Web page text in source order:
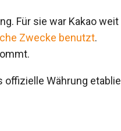
Für sie war Kakao
Zwecke benutzt.
offizielle Währung